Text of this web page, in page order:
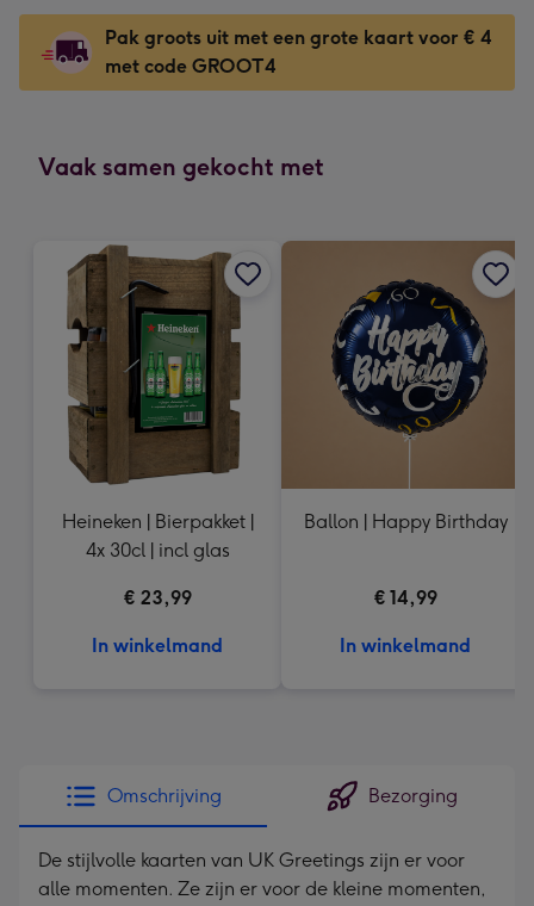
120
x
160
mm
Dimensions:
167
x
€6,49
-
Voor
indruk
241
x
333
mm
Pak groots uit met een grote kaart voor € 4
met code GROOT4
Vaak samen gekocht met
Heineken | Bierpakket |
4x 30cl | incl glas
€ 23,99
In winkelmand
Ballon | Happy Birthday
€ 14,99
In winkelmand
Omschrijving Bezorging
De stijlvolle kaarten van UK Greetings zijn er voor
alle momenten. Ze zijn er voor de kleine momenten,